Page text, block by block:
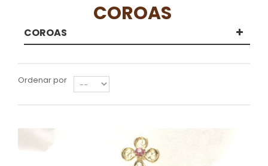
COROAS
COROAS
Ordenar por